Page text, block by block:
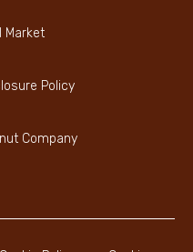
Market
Policy
Company